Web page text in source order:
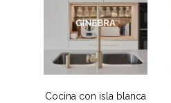
Cocina con isla blanca